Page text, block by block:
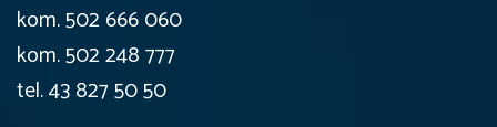
kom. 502 666 060
kom. 502 248 777
tel. 43 827 50 50